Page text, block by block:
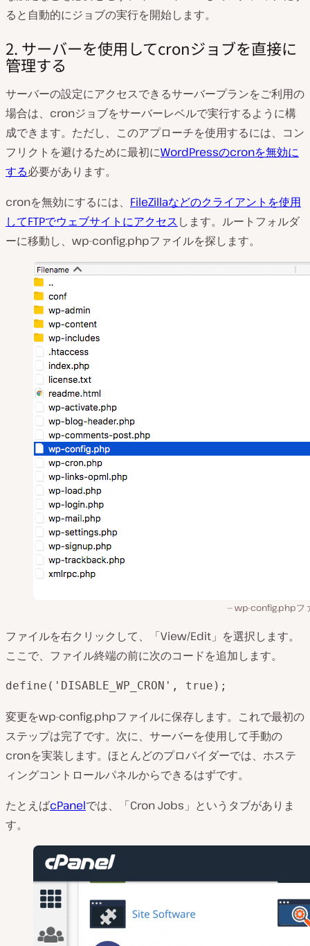
ると自動的にジョブの実行を開始します。
2. サーバーを使用してcronジョブを直接に
管理する
サーバーの設定にアクセスできるサーバープランをご利用の
場合は、cronジョブをサーバーレベルで実行するように構
成できます。ただし、このアプローチを使用するには、コン
フリクトを避けるために最初にWordPressのcronを無効に
する必要があります。
cronを無効にするには、 FileZillaなどのクライアントを使用
してFTPでウェブサイトにアクセス します。ルートフォルダ
ーに移動し、wp-config.phpファイルを探します。
wp-config.phpフ
ファイルを右クリックして、「View/Edit」を選択します。
ここで、ファイル終端の前に次のコードを追加します。
define('DISABLE_WP_CRON', true);
変更をwp-config.phpファイルに保存します。これで最初の
ステップは完了です。次に、サーバーを使用して手動の
cronを実装します。ほとんどのプロバイダーでは、ホステ
ィングコントロールパネルからできるはずです。
たとえばcPanelでは、「Cron Jobs」というタブがありま
す。